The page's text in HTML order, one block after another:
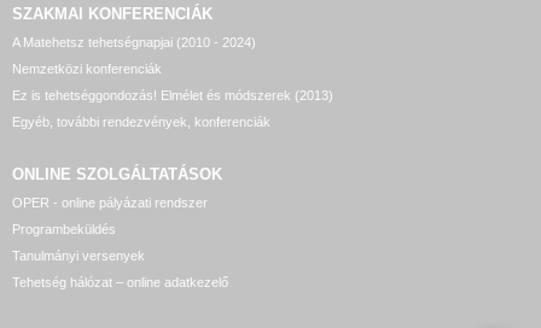
SZAKMAI KONFERENCIÁK
A Matehetsz tehetségnapjai (2010 - 2024)
Nemzetközi konferenciák
Ez is tehetséggondozás! Elmélet és módszerek (2013)
Egyéb, további rendezvények, konferenciák
ONLINE SZOLGÁLTATÁSOK
OPER - online pályázati rendszer
Programbeküldés
Tanulmányi versenyek
Tehetség hálózat – online adatkezelő